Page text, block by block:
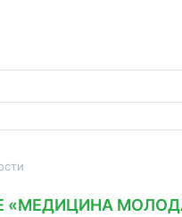
«МЕДИЦИНА